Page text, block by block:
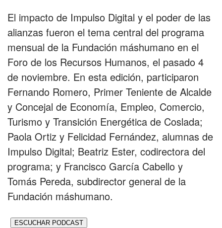
El impacto de Impulso Digital y el poder de las
alianzas fueron el tema central del programa
mensual de la Fundación máshumano en el
Foro de los Recursos Humanos, el pasado 4
de noviembre. En esta edición, participaron
Fernando Romero, Primer Teniente de Alcalde
y Concejal de Economía, Empleo, Comercio,
Turismo y Transición Energética de Coslada;
Paola Ortiz y Felicidad Fernández, alumnas de
Impulso Digital; Beatriz Ester, codirectora del
programa; y Francisco García Cabello y
Tomás Pereda, subdirector general de la
Fundación máshumano.
ESCUCHAR PODCAST